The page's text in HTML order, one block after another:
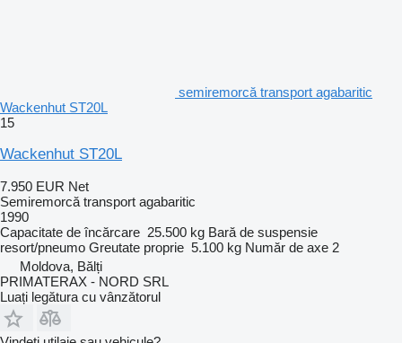
semiremorcă transport agabaritic
Wackenhut ST20L
15
Wackenhut ST20L
7.950 EUR Net
Semiremorcă transport agabaritic
1990
Capacitate de încărcare 25.500 kg Bară de suspensie
resort/pneumo Greutate proprie 5.100 kg Număr de axe 2
Moldova, Bălți
PRIMATERAX - NORD SRL
Luați legătura cu vânzătorul